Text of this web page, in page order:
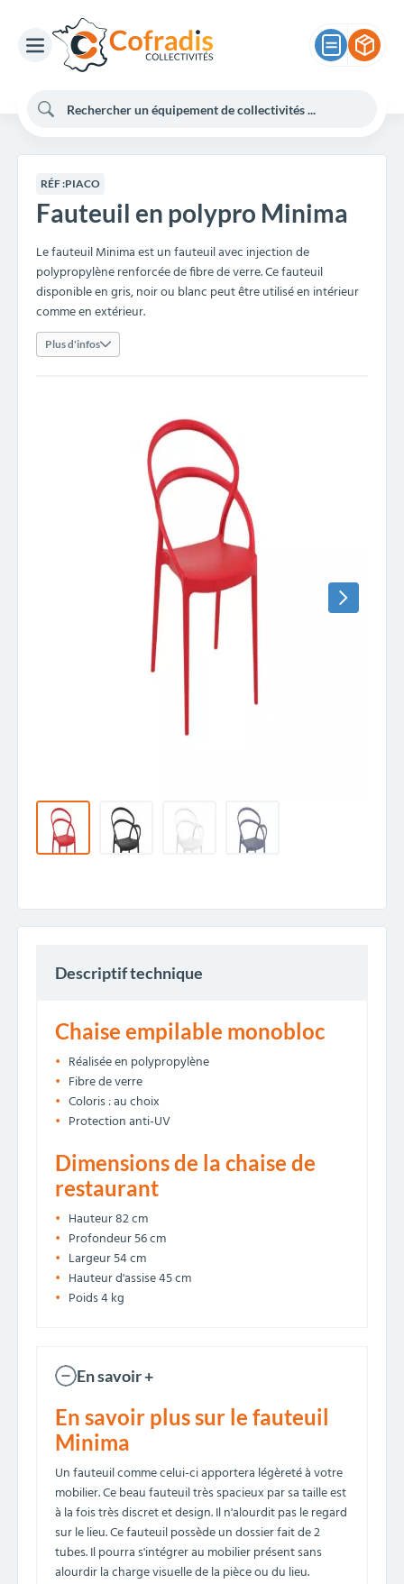
RÉF :PIACO
Fauteuil en polypro Minima
Le fauteuil Minima est un fauteuil avec injection de
polypropylène renforcée de fibre de verre. Ce fauteuil
disponible en gris, noir ou blanc peut être utilisé en intérieur
comme en extérieur.
Plus d'infos
Descriptif technique
Chaise empilable monobloc
Réalisée en polypropylène
Fibre de verre
Coloris : au choix
Protection anti-UV
Dimensions de la chaise de
restaurant
Hauteur 82 cm
Profondeur 56 cm
Largeur 54 cm
Hauteur d'assise 45 cm
Poids 4 kg
En savoir +
En savoir plus sur le fauteuil
Minima
Un fauteuil comme celui-ci apportera légèreté à votre
mobilier. Ce beau fauteuil très spacieux par sa taille est
à la fois très discret et design. Il n'alourdit pas le regard
sur le lieu. Ce fauteuil possède un dossier fait de 2
tubes. Il pourra s'intégrer au mobilier présent sans
alourdir la charge visuelle de la pièce ou du lieu.